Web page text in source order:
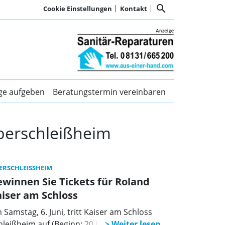
Cookie Einstellungen Kontakt search
| Kurier
aufgeben Beratungstermin vereinbaren
Sie Tickets für Roland
am Schloss
Samstag, 6. Juni, tritt Kaiser am Schloss